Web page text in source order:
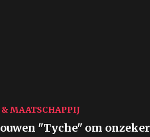
MAATSCHAPPIJ
"Tyche" om